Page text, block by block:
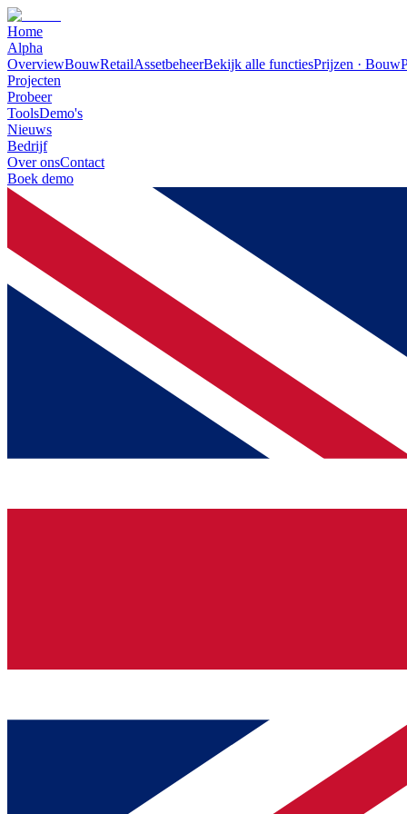
Home
Alpha
OverviewBouwRetailAssetbeheerBekijk alle functiesPrijzen · Bouw
Projecten
Probeer
ToolsDemo's
Nieuws
Bedrijf
Over onsContact
Boek demo